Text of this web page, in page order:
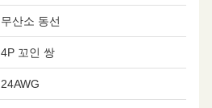
무산소 동선
4P 꼬인 쌍
24AWG